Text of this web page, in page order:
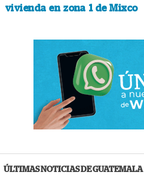
vivienda en zona 1 de Mixco
ÚLTIMAS NOTICIAS DE GUATEMALA